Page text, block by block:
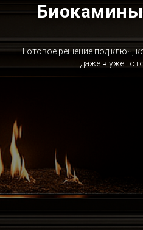
Готовое решение под ключ,
даже в уже